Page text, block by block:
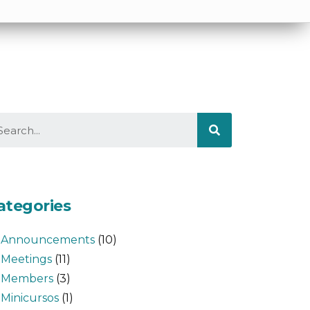
Announcements(10)
Meetings(11)
Members(3)
Minicursos(1)